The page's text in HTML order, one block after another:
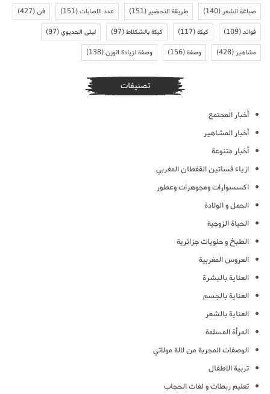
صباغة الشعر(140) طريقة التحضير(151) عدد الاصابات(151) فن(427)
فوائد(109) كيكة(117) كيكة بالشكلاط(97) ليلى الحديوي(97)
مشاهير(428) وصفة(156) وصفة لزيادة الوزن(138)
تصنيفات
أخبار المجتمع
أخبار المشاهير
أخبار متنوعة
ازياء فساتين القفطان المغربي
اكسسوارات ومجوهرات وعطور
الحمل و الولادة
الحياة الزوجية
الطبخ و حلويات جزائرية
العروس المغربية
العناية بالبشرة
العناية بالجسم
العناية بالشعر
المرأة المسلمة
الوصفات المجربة من لالة مولاتي
تربية الاطفال
تعليم ربطات و لفات الحجاب